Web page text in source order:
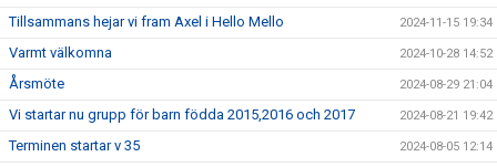
Tillsammans hejar vi fram Axel i Hello Mello 2024-11-15 19:34
Varmt välkomna 2024-10-28 14:52
Årsmöte 2024-08-29 21:04
Vi startar nu grupp för barn födda 2015,2016 och 2017 2024-08-21 19:42
Terminen startar v 35 2024-08-05 12:14